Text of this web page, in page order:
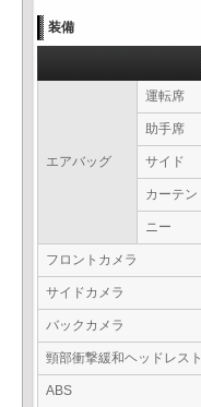
装備
エアバッグ
運転席
助手席
サイド
カーテン
ニー
フロントカメラ
サイドカメラ
バックカメラ
頸部衝撃緩和ヘッドレスト
ABS